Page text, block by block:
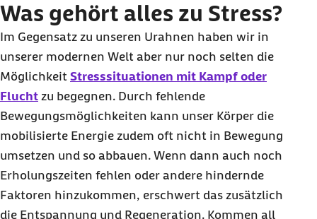
Was gehört alles zu Stress?
Im Gegensatz zu unseren Urahnen haben wir in
unserer modernen Welt aber nur noch selten die
Möglichkeit Stresssituationen mit Kampf oder
Flucht zu begegnen. Durch fehlende
Bewegungsmöglichkeiten kann unser Körper die
mobilisierte Energie zudem oft nicht in Bewegung
umsetzen und so abbauen. Wenn dann auch noch
Erholungszeiten fehlen oder andere hindernde
Faktoren hinzukommen, erschwert das zusätzlich
die Entspannung und Regeneration. Kommen all